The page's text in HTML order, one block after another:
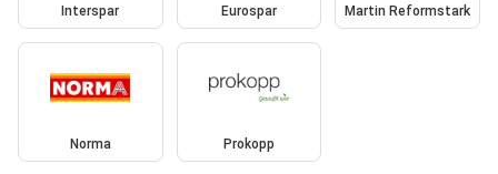
Interspar Eurospar Martin Reformstark
Norma Prokopp